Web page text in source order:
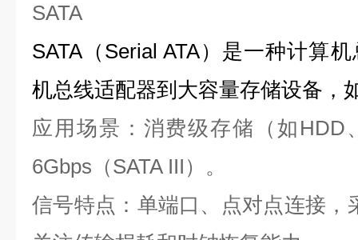
SATA
SATA （ Serial ATA）是一种计算
机总线适配器到大容量存储设备，
应用场景：消费级存储（如 HDD
6Gbps （SATA III ）。
信号特点：单端口、点对点连接，